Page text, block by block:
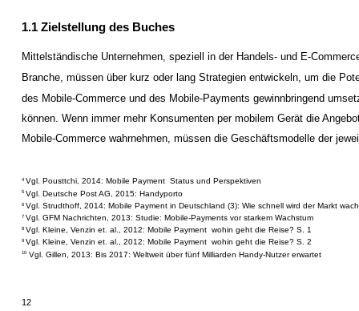
12
1.1 Zielstellung des Buches
Mittelständische Unternehmen, speziell in der Handels- und E-
Branche, müssen über kurz oder lang Strategien entwickeln, um die
des Mobile-Commerce und des Mobile-Payments gewinnbringend
können. Wenn immer mehr Konsumenten per mobilem Gerät die
Mobile-Commerce wahrnehmen, müssen die Geschäftsmodelle der
4 Vgl. Pousttchi, 2014: Mobile Payment ­ Status und Perspektiven
5 Vgl. Deutsche Post AG, 2015: Handyporto
6 Vgl. Strudthoff, 2014: Mobile Payment in Deutschland (3): Wie schnell wird der Markt
7 Vgl. GFM Nachrichten, 2013: Studie: Mobile-Payments vor starkem Wachstum
8 Vgl. Kleine, Venzin et. al., 2012: Mobile Payment ­ wohin geht die Reise? S. 1
9 Vgl. Kleine, Venzin et. al., 2012: Mobile Payment ­ wohin geht die Reise? S. 2
10 Vgl. Gillen, 2013: Bis 2017: Weltweit über fünf Milliarden Handy-Nutzer erwartet